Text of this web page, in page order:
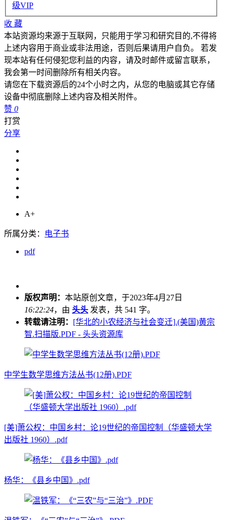
级VIP
收 藏
本站资源均来源于互联网，只能用于学习和研究目的,不得将
上述内容用于商业或非法用途，否则后果请用户自负。 若发
现本站有任何侵犯您利益的内容，请及时邮件或留言联系，
我会第一时间删除所有相关内容。
请您在下载资源后的24个小时之内，从您的电脑或其它存储
设备中彻底删除上述内容及相关附件。
赞 0
打赏
分享
A+
所属分类： 电子书
pdf
版权声明： 本站原创文章，于2023年4月27日
16:22:24，由 头头 发表，共 541 字。
转载请注明： [华北的小农经济与社会变迁].(美国)黄宗
智.扫描版.PDF - 头头资源库
中学生数学思维方法丛书(12册).PDF
[美]萧公权：中国乡村：论19世纪的帝国控制（华盛顿大学
出版社 1960）.pdf
杨华：《县乡中国》.pdf